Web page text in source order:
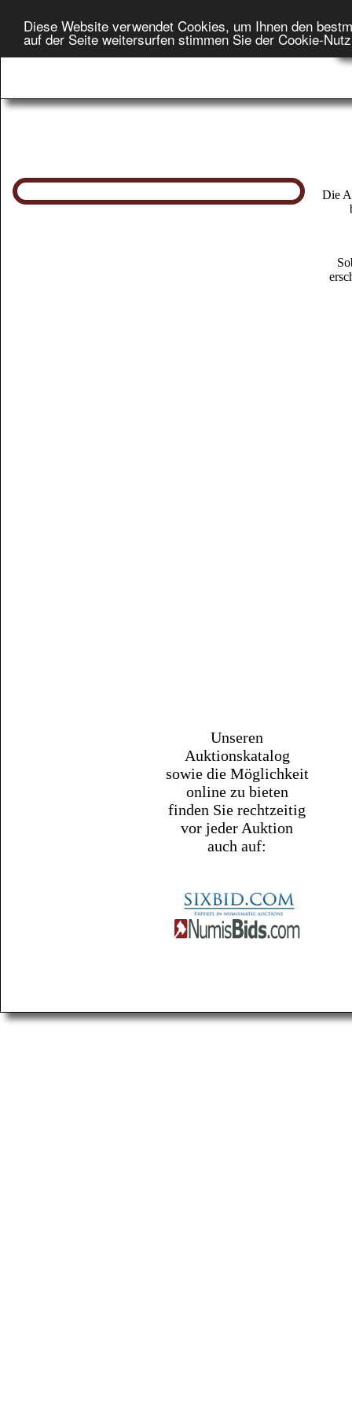
Diese Website verwendet Cookies, um Ihnen den
auf der Seite weitersurfen stimmen Sie der Cookie-
Die
Unseren
Auktionskatalog
sowie die Möglichkeit
online zu bieten
finden Sie rechtzeitig
vor jeder Auktion
auch auf: